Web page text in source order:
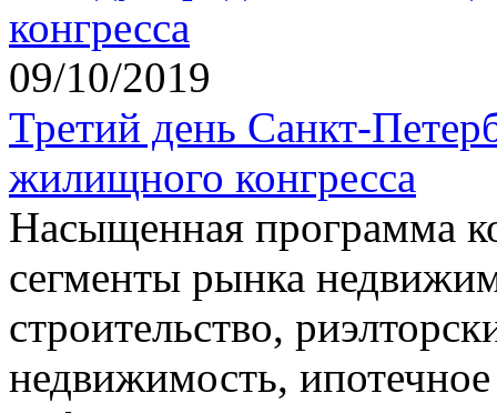
09/10/2019
Третий день Санкт-
жилищного конгресса
Насыщенная программа
сегменты рынка
строительство,
недвижимость,